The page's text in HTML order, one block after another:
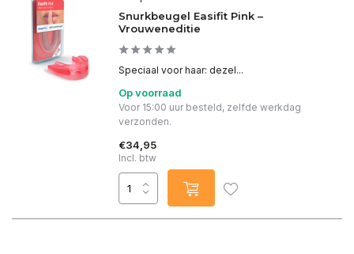
Snurkbeugel Easifit Pink –
Vrouweneditie
Speciaal voor haar: dezel...
Op voorraad
Voor 15:00 uur besteld, zelfde werkdag
verzonden.
€34,95
Incl. btw